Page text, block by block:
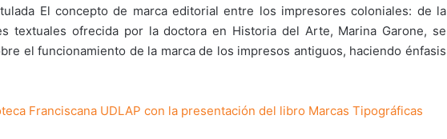
El concepto de marca editorial entre los impresores coloniales: de la
textuales ofrecida por la doctora en Historia del Arte, Marina Garone, se
el funcionamiento de la marca de los impresos antiguos, haciendo énfasis
Franciscana UDLAP con la presentación del libro Marcas Tipográficas